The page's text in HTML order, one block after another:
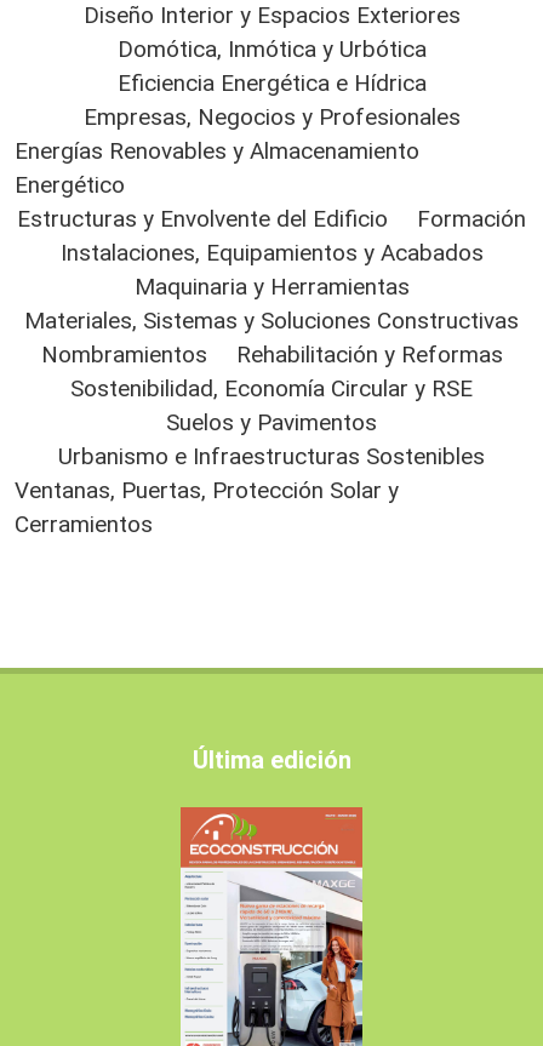
Diseño Interior y Espacios Exteriores
Domótica, Inmótica y Urbótica
Eficiencia Energética e Hídrica
Empresas, Negocios y Profesionales
Energías Renovables y Almacenamiento
Energético
Estructuras y Envolvente del Edificio
Formación
Instalaciones, Equipamientos y Acabados
Maquinaria y Herramientas
Materiales, Sistemas y Soluciones Constructivas
Nombramientos
Rehabilitación y Reformas
Sostenibilidad, Economía Circular y RSE
Suelos y Pavimentos
Urbanismo e Infraestructuras Sostenibles
Ventanas, Puertas, Protección Solar y
Cerramientos
Última edición